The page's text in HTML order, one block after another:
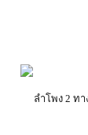
ลำโพง 2 ทา